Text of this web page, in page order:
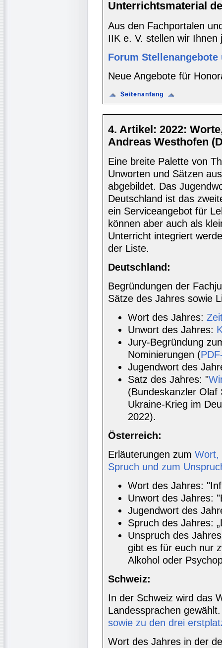
Unterrichtsmaterial
Aus den Fachportalen
IIK e. V. stellen wir Ihnen
Forum
Neue Angebote für
4. Artikel: 2022:
Andreas Westhofen
Eine breite Palette von
Unworten und Sätzen
abgebildet. Das
Deutschland ist das
ein Serviceangebot für
können aber auch als
Unterricht integriert
der Liste.
Deutschland:
Begründungen der
Sätze des Jahres sowie
Wort des Jahres:
Unwort des Jahres:
Jury-Begründung
Nominierungen (
Jugendwort des
Satz des Jahres: "
(Bundeskanzler Olaf
Ukraine-Krieg im
2022).
Österreich:
Erläuterungen zum Wort,
Spruch und zum
Wort des Jahres:
Unwort des Jahres:
Jugendwort des
Spruch des Jahres:
Unspruch des
gibt es für euch nur
Alkohol oder
Schweiz:
In der Schweiz wird das
Landessprachen
sowie zu den drei
Wort des Jahres in der